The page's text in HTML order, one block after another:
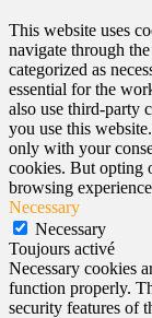
This website uses
navigate through
categorized as
essential for the
also use third-party
you use this
only with your
cookies. But opting
browsing
Necessary
Necessary
Toujours activé
Necessary cookies
function properly.
security features of